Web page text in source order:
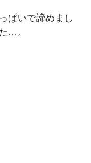
ぱいで諦めまし
…。